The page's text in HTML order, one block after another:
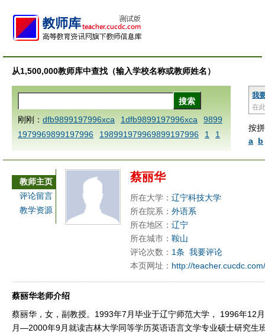
从1,500,000教师库中查找（输入学校名称或教师姓名）
我
在
按
a b
刚刚： dfb9899197996xca 1dfb9899197996xca
9899
1979969899197996
198991979969899197996 1
1
AAABBBCCCdefine blablaenddefine dfbxyzendtemplat
a
1dfbmath key98991 methodmultiply operand97996x
ca
1dfbsetx9899197996xxca 1dfbthisxca
1dfbxca12
3
1dfbzzzzzzzzbbbccccdddeeexcareplacezo
1printdf
b 9899197996 xca
AAABBBCCCdefine blablaenddefin
e dfbxyzendtemplate dfbCCCBBBAAA
dfb
dfb989919
dfbmath key98991 methodmulti
dfbsetx9899197996xxca
教师主页
评论留言
教学资源
蔡丽华
所在大学： 辽宁科技大学
所在院系： 外语系
所在地区： 辽宁
所在城市： 鞍山
评论次数： 1条 我要评论
本页网址： http://
蔡丽华老师介绍
蔡丽华，女，副教授。1993年7月毕业于辽宁师范大学， 1996年12
月—2000年9月就读吉林大学同等学历英语语言文学专业硕士研究生